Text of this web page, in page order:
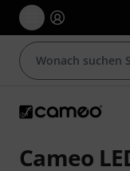
Cameo